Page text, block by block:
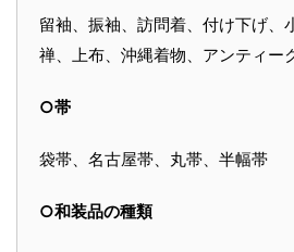
留袖、振袖、訪問着、付け下げ、
禅、上布、沖縄着物、アンティー
○帯
袋帯、名古屋帯、丸帯、半幅帯
○和装品の種類